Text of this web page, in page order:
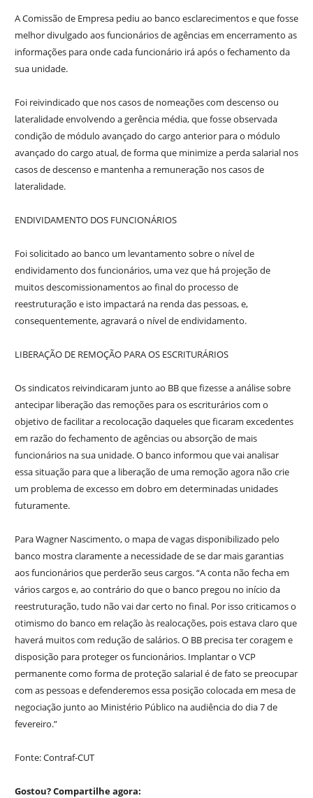
A Comissão de Empresa pediu ao banco esclarecimentos e que fosse
melhor divulgado aos funcionários de agências em encerramento as
informações para onde cada funcionário irá após o fechamento da
sua unidade.
Foi reivindicado que nos casos de nomeações com descenso ou
lateralidade envolvendo a gerência média, que fosse observada
condição de módulo avançado do cargo anterior para o módulo
avançado do cargo atual, de forma que minimize a perda salarial nos
casos de descenso e mantenha a remuneração nos casos de
lateralidade.
ENDIVIDAMENTO DOS FUNCIONÁRIOS
Foi solicitado ao banco um levantamento sobre o nível de
endividamento dos funcionários, uma vez que há projeção de
muitos descomissionamentos ao final do processo de
reestruturação e isto impactará na renda das pessoas, e,
consequentemente, agravará o nível de endividamento.
LIBERAÇÃO DE REMOÇÃO PARA OS ESCRITURÁRIOS
Os sindicatos reivindicaram junto ao BB que fizesse a análise sobre
antecipar liberação das remoções para os escriturários com o
objetivo de facilitar a recolocação daqueles que ficaram excedentes
em razão do fechamento de agências ou absorção de mais
funcionários na sua unidade. O banco informou que vai analisar
essa situação para que a liberação de uma remoção agora não crie
um problema de excesso em dobro em determinadas unidades
futuramente.
Para Wagner Nascimento, o mapa de vagas disponibilizado pelo
banco mostra claramente a necessidade de se dar mais garantias
aos funcionários que perderão seus cargos. “A conta não fecha em
vários cargos e, ao contrário do que o banco pregou no início da
reestruturação, tudo não vai dar certo no final. Por isso criticamos o
otimismo do banco em relação às realocações, pois estava claro que
haverá muitos com redução de salários. O BB precisa ter coragem e
disposição para proteger os funcionários. Implantar o VCP
permanente como forma de proteção salarial é de fato se preocupar
com as pessoas e defenderemos essa posição colocada em mesa de
negociação junto ao Ministério Público na audiência do dia 7 de
fevereiro.”
Fonte: Contraf-CUT
Gostou? Compartilhe agora: